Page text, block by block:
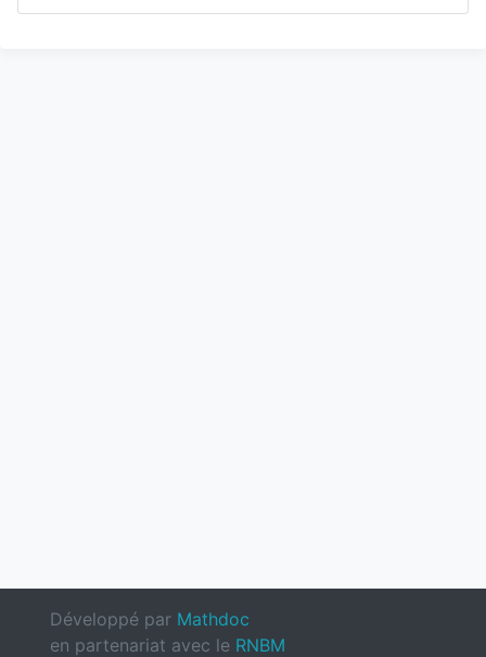
Développé par Mathdoc
en partenariat avec le RNBM